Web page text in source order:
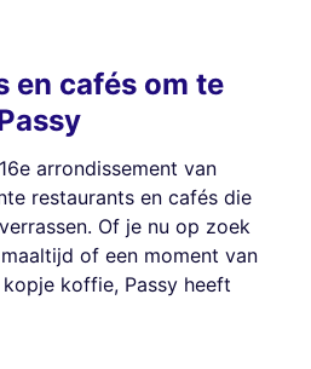
en cafés om te
arrondissement van
restaurants en cafés die
Of je nu op zoek
of een moment van
koffie, Passy heeft